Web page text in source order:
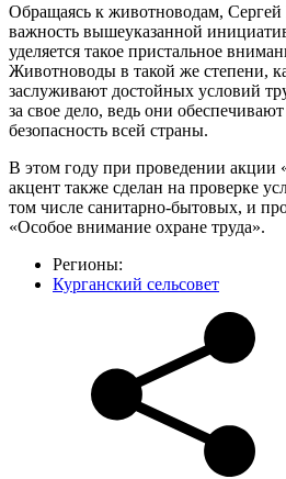
Обращаясь к животноводам,
важность вышеуказанной
уделяется такое пристальное
Животноводы в такой же степени,
заслуживают достойных условий
за свое дело, ведь они
безопасность всей страны.
В этом году при проведении
акцент также сделан на проверке
том числе санитарно-бытовых, и
«Особое внимание охране труда».
Регионы:
Курганский сельсовет